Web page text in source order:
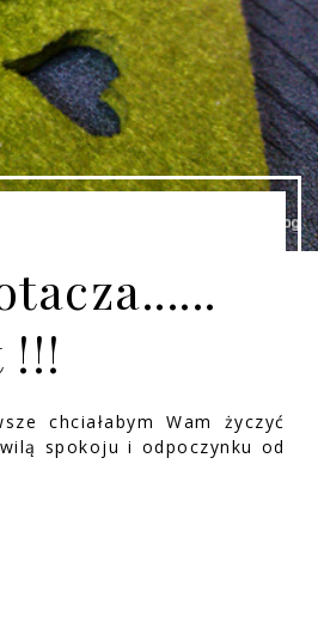
!!!
chciałabym Wam życzyć
spokoju i odpoczynku od